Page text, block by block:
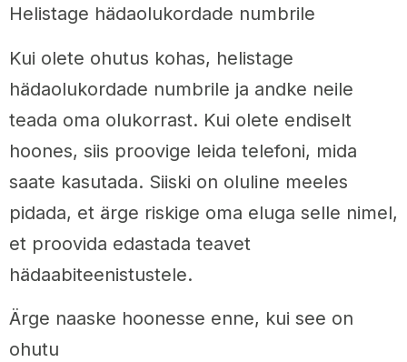
Helistage hädaolukordade numbrile
Kui olete ohutus kohas, helistage
hädaolukordade numbrile ja andke neile
teada oma olukorrast. Kui olete endiselt
hoones, siis proovige leida telefoni, mida
saate kasutada. Siiski on oluline meeles
pidada, et ärge riskige oma eluga selle nimel,
et proovida edastada teavet
hädaabiteenistustele.
Ärge naaske hoonesse enne, kui see on
ohutu